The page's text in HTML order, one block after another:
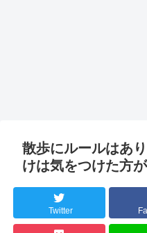
散歩にルールはあ
けは気をつけた方
Twitter